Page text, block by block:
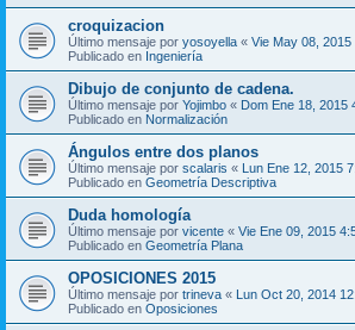
croquizacion
Último mensaje por yosoyella « Vie May 08, 2015
Publicado en Ingeniería
Dibujo de conjunto de cadena.
Último mensaje por Yojimbo « Dom Ene 18, 2015
Publicado en Normalización
Ángulos entre dos planos
Último mensaje por scalaris « Lun Ene 12, 2015
Publicado en Geometría Descriptiva
Duda homología
Último mensaje por vicente « Vie Ene 09, 2015
Publicado en Geometría Plana
OPOSICIONES 2015
Último mensaje por trineva « Lun Oct 20, 2014
Publicado en Oposiciones